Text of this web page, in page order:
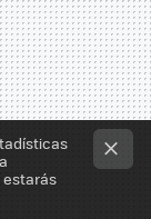
estarás